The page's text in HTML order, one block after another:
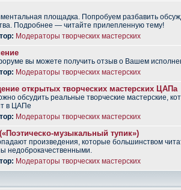
площадка. Попробуем разбавить
Подробнее — читайте прилепленную тему!
Модераторы творческих мастерских
вы можете получить отзыв о Вашем
Модераторы творческих мастерских
открытых творческих мастерских ЦАПа
обсудить реальные творческие мастерские,
в ЦАПе
Модераторы творческих мастерских
музыкальный тупик»)
произведения, которые большинством
недоброкачественными.
Модераторы творческих мастерских